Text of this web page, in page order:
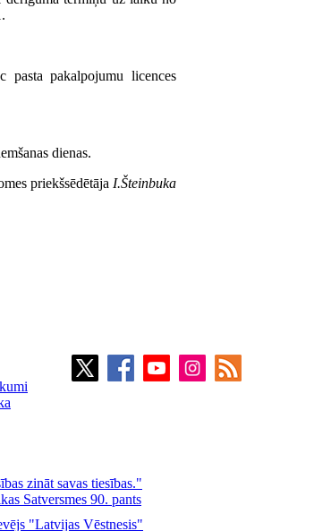
pakalpojumu licences
dienas.
priekšsēdētāja I.Šteinbuka
zināt savas tiesības."
Satversmes 90. pants
"Latvijas Vēstnesis"